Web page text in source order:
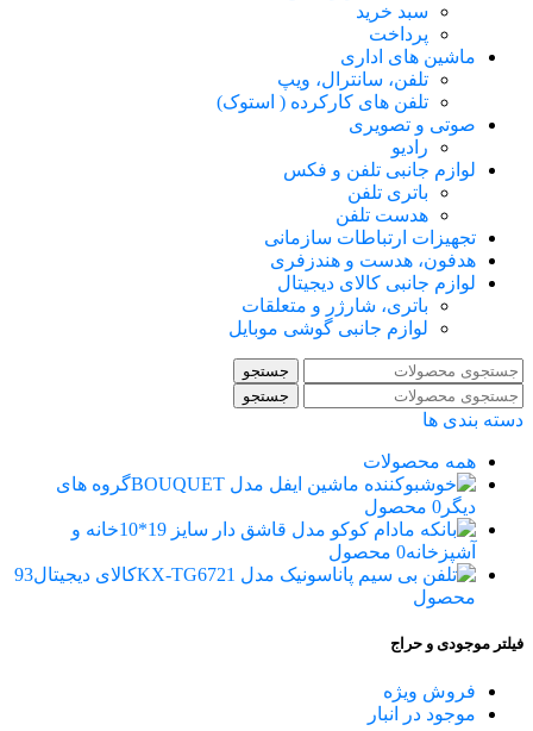
سبد خرید
پرداخت
ماشین های اداری
تلفن، سانترال، ویپ
تلفن های کارکرده ( استوک)
صوتی و تصویری
رادیو
لوازم جانبی تلفن و فکس
باتری تلفن
هدست تلفن
تجهیزات ارتباطات سازمانی
هدفون، هدست و هندزفری
لوازم جانبی کالای دیجیتال
باتری، شارژر و متعلقات
لوازم جانبی گوشی موبایل
جستجو
جستجو
دسته بندی ها
همه محصولات
گروه های
دیگر 0 محصول
خانه و
آشپزخانه0 محصول
کالای دیجیتال93
محصول
فیلتر موجودی و حراج
فروش ویژه
موجود در انبار